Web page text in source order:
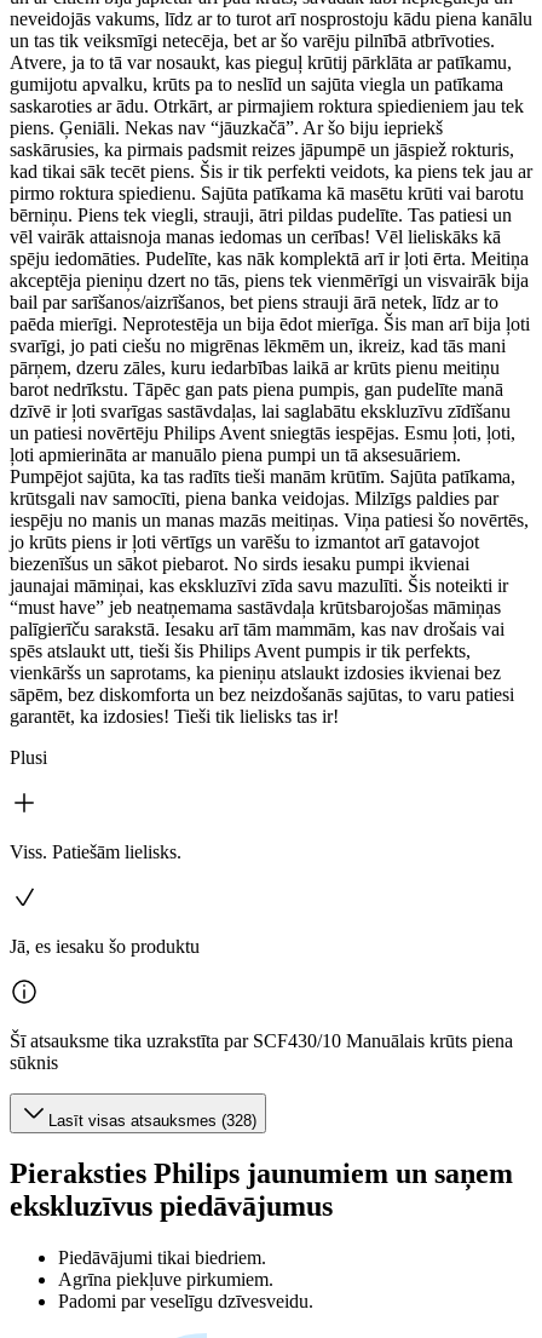
neveidojās vakums, līdz ar to turot arī nosprostoju kādu piena kanālu
un tas tik veiksmīgi netecēja, bet ar šo varēju pilnībā atbrīvoties.
Atvere, ja to tā var nosaukt, kas pieguļ krūtij pārklāta ar patīkamu,
gumijotu apvalku, krūts pa to neslīd un sajūta viegla un patīkama
saskaroties ar ādu. Otrkārt, ar pirmajiem roktura spiedieniem jau tek
piens. Ģeniāli. Nekas nav “jāuzkačā”. Ar šo biju iepriekš
saskārusies, ka pirmais padsmit reizes jāpumpē un jāspiež rokturis,
kad tikai sāk tecēt piens. Šis ir tik perfekti veidots, ka piens tek jau ar
pirmo roktura spiedienu. Sajūta patīkama kā masētu krūti vai barotu
bērniņu. Piens tek viegli, strauji, ātri pildas pudelīte. Tas patiesi un
vēl vairāk attaisnoja manas iedomas un cerības! Vēl lieliskāks kā
spēju iedomāties. Pudelīte, kas nāk komplektā arī ir ļoti ērta. Meitiņa
akceptēja pieniņu dzert no tās, piens tek vienmērīgi un visvairāk bija
bail par sarīšanos/aizrīšanos, bet piens strauji ārā netek, līdz ar to
paēda mierīgi. Neprotestēja un bija ēdot mierīga. Šis man arī bija ļoti
svarīgi, jo pati ciešu no migrēnas lēkmēm un, ikreiz, kad tās mani
pārņem, dzeru zāles, kuru iedarbības laikā ar krūts pienu meitiņu
barot nedrīkstu. Tāpēc gan pats piena pumpis, gan pudelīte manā
dzīvē ir ļoti svarīgas sastāvdaļas, lai saglabātu ekskluzīvu zīdīšanu
un patiesi novērtēju Philips Avent sniegtās iespējas. Esmu ļoti, ļoti,
ļoti apmierināta ar manuālo piena pumpi un tā aksesuāriem.
Pumpējot sajūta, ka tas radīts tieši manām krūtīm. Sajūta patīkama,
krūtsgali nav samocīti, piena banka veidojas. Milzīgs paldies par
iespēju no manis un manas mazās meitiņas. Viņa patiesi šo novērtēs,
jo krūts piens ir ļoti vērtīgs un varēšu to izmantot arī gatavojot
biezenīšus un sākot piebarot. No sirds iesaku pumpi ikvienai
jaunajai māmiņai, kas ekskluzīvi zīda savu mazulīti. Šis noteikti ir
“must have” jeb neatņemama sastāvdaļa krūtsbarojošas māmiņas
palīgierīču sarakstā. Iesaku arī tām mammām, kas nav drošais vai
spēs atslaukt utt, tieši šis Philips Avent pumpis ir tik perfekts,
vienkāršs un saprotams, ka pieniņu atslaukt izdosies ikvienai bez
sāpēm, bez diskomforta un bez neizdošanās sajūtas, to varu patiesi
garantēt, ka izdosies! Tieši tik lielisks tas ir!
Plusi
Viss. Patiešām lielisks.
Jā, es iesaku šo produktu
Šī atsauksme tika uzrakstīta par SCF430/10 Manuālais krūts piena
sūknis
Lasīt visas atsauksmes (328)
Pieraksties Philips jaunumiem un saņem
ekskluzīvus piedāvājumus
Piedāvājumi tikai biedriem.
Agrīna piekļuve pirkumiem.
Padomi par veselīgu dzīvesveidu.